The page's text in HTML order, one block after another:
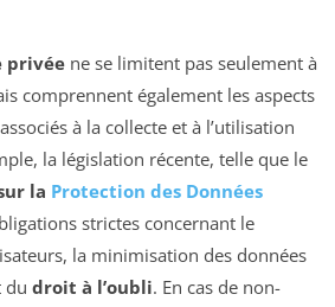
privée ne se limitent pas seulement à
comprennent également les aspects
à la collecte et à l’utilisation
la législation récente, telle que le
la Protection des Données
strictes concernant le
la minimisation des données
du droit à l’oubli. En cas de non-